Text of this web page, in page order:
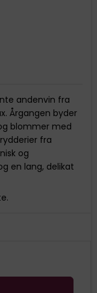
andenvin fra
Årgangen byder
blommer med
fra
og
en lang, delikat